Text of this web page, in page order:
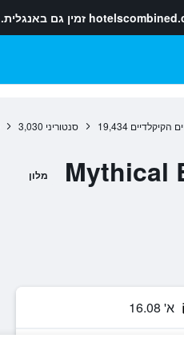
זמין גם באנגלית.
הקיקלדיים 19,434 סנטוריני 3,030
Mythical מלון
א' 16.08